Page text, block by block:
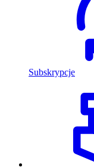
Subskrypcje